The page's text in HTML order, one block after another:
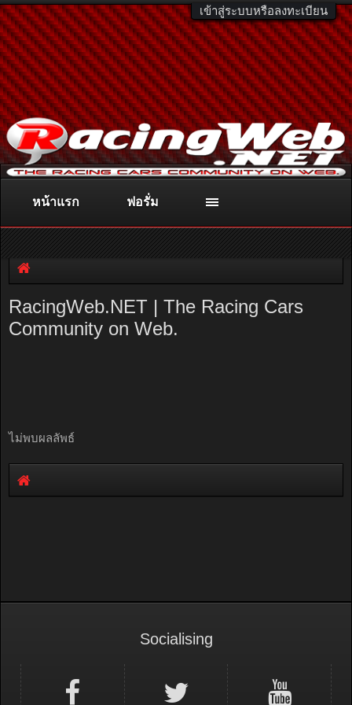
เข้าสู่ระบบหรือลงทะเบียน
ติดต่อลงโฆษณา racingweb@gmail.comหรือโทร. 081-811-1138
หรืออ่านรายละเอียดเพิ่มเติม คลิกที่นี่
RacingWeb.NET | The Racing Cars
Community on Web.
ไม่พบผลลัพธ์
หน้าแรก ฟอรั่ม
Socialising